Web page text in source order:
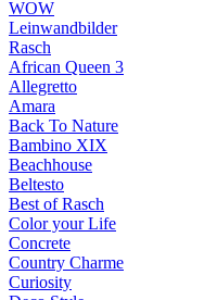
WOW
Leinwandbilder
Rasch
African Queen 3
Allegretto
Amara
Back To Nature
Bambino XIX
Beachhouse
Beltesto
Best of Rasch
Color your Life
Concrete
Country Charme
Curiosity